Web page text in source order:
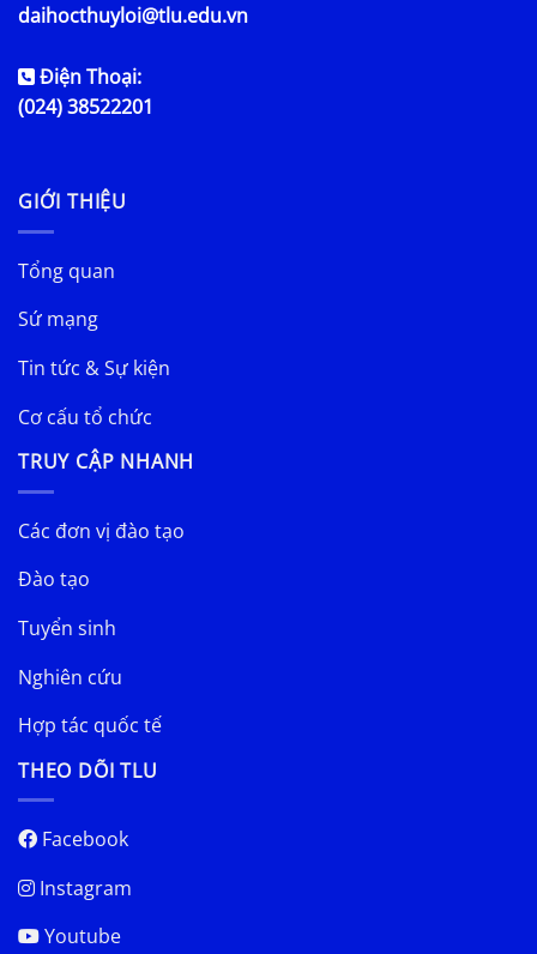
daihocthuyloi@tlu.edu.vn
Điện Thoại:
(024) 38522201
GIỚI THIỆU
Tổng quan
Sứ mạng
Tin tức & Sự kiện
Cơ cấu tổ chức
TRUY CẬP NHANH
Các đơn vị đào tạo
Đào tạo
Tuyển sinh
Nghiên cứu
Hợp tác quốc tế
THEO DÕI TLU
Facebook
Instagram
Youtube